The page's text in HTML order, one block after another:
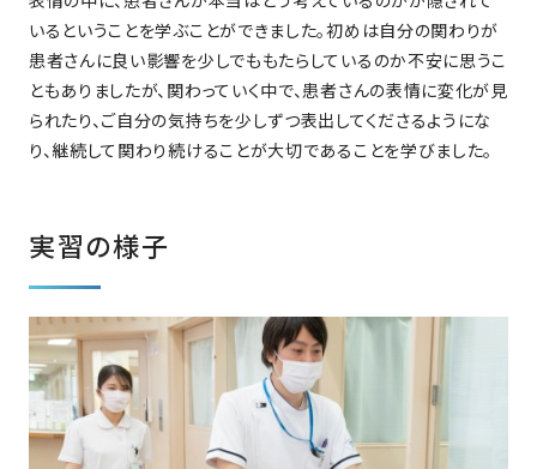
いるということを学ぶことができました。初めは自分の関わりが
患者さんに良い影響を少しでももたらしているのか不安に思うこ
ともありましたが、関わっていく中で、患者さんの表情に変化が見
られたり、ご自分の気持ちを少しずつ表出してくださるようにな
り、継続して関わり続けることが大切であることを学びました。
実習の様子